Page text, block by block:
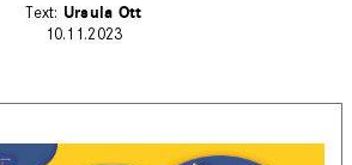
Ursula Ott
10.11.2023